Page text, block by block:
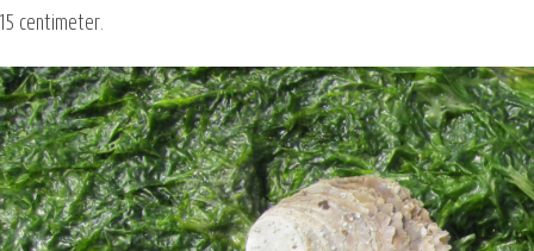
15 centimeter.